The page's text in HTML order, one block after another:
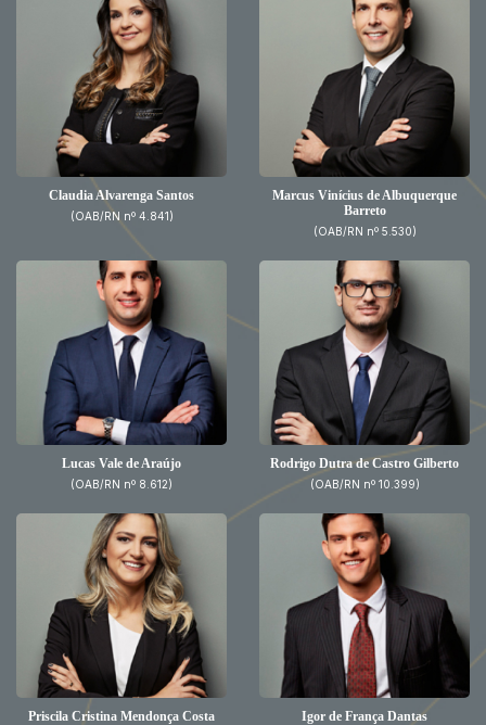
Claudia Alvarenga Santos
(OAB/RN nº 4.841)
Marcus Vinícius de Albuquerque
Barreto
(OAB/RN nº 5.530)
Lucas Vale de Araújo
(OAB/RN nº 8.612)
Rodrigo Dutra de Castro Gilberto
(OAB/RN nº 10.399)
Priscila Cristina Mendonça Costa Igor de França Dantas